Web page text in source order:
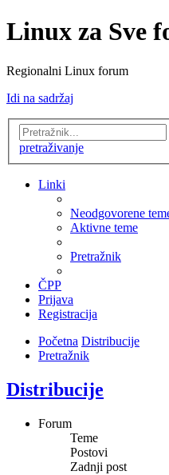
Linux za Sve
Regionalni Linux forum
Idi na sadržaj
pretraživanje
Linki
Neodgovorene
Aktivne teme
Pretražnik
ČPP
Prijava
Registracija
Početna Distribucije
Pretražnik
Distribucije
Forum
Teme
Postovi
Zadnji post